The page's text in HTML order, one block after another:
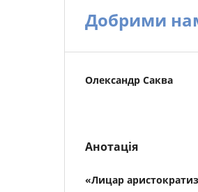
Добрими
Олександр Саква
Анотація
«Лицар